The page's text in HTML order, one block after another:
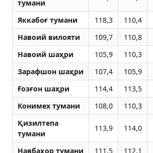
тумани
Яккабоғ тумани 118,3 110,4
Навоий вилояти
109,7 110,8
Навоий шаҳри
105,9 110,3
Зарафшон шаҳри
107,4 105,9
Ғозғон шаҳри
114,4 113,5
Конимех тумани
108,0 110,3
Қизилтепа
тумани
113,9 114,0
Навбаҳор тумани 111,5 112,1